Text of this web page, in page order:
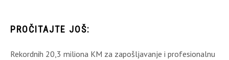
PROČITAJTE JOŠ:
Rekordnih 20,3 miliona KM za zapošljavanje i profesionalnu